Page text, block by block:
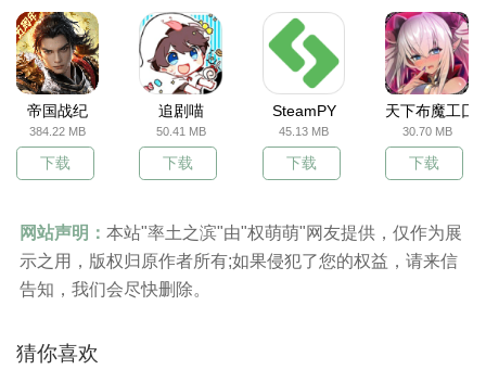
帝国战纪
384.22 MB
下载
追剧喵
50.41 MB
下载
SteamPY
45.13 MB
下载
天下布魔工囗
30.70 MB
下载
网站声明： 本站"率土之滨"由"权萌萌"网友提供，仅作为展
示之用，版权归原作者所有;如果侵犯了您的权益，请来信
告知，我们会尽快删除。
猜你喜欢